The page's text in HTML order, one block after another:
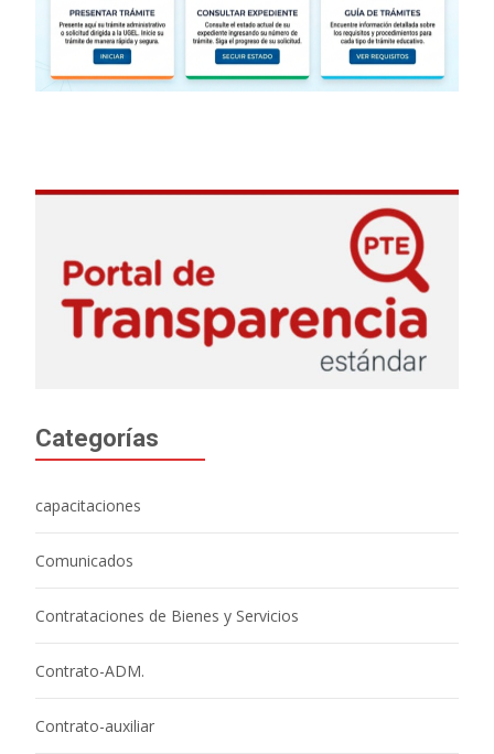
Categorías
capacitaciones
Comunicados
Contrataciones de Bienes y Servicios
Contrato-ADM.
Contrato-auxiliar